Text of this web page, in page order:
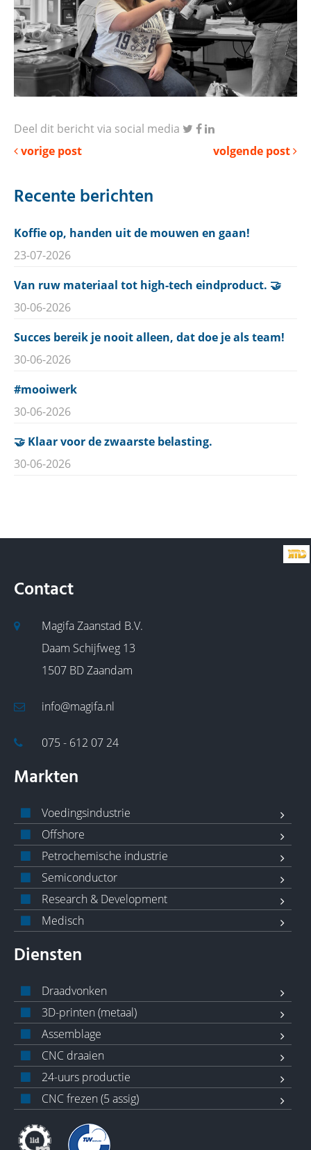
Deel dit bericht via social media
vorige post
volgende post
Recente berichten
Koffie op, handen uit de mouwen en gaan!
23-07-2026
Van ruw materiaal tot high-tech eindproduct. 🤝
30-06-2026
Succes bereik je nooit alleen, dat doe je als team!
30-06-2026
#mooiwerk
30-06-2026
🤝 Klaar voor de zwaarste belasting.
30-06-2026
Contact
Magifa Zaanstad B.V.
Daam Schijfweg 13
1507 BD Zaandam
info@magifa.nl
075 - 612 07 24
Markten
Voedingsindustrie
Offshore
Petrochemische industrie
Semiconductor
Research & Development
Medisch
Diensten
Draadvonken
3D-printen (metaal)
Assemblage
CNC draaien
24-uurs productie
CNC frezen (5 assig)